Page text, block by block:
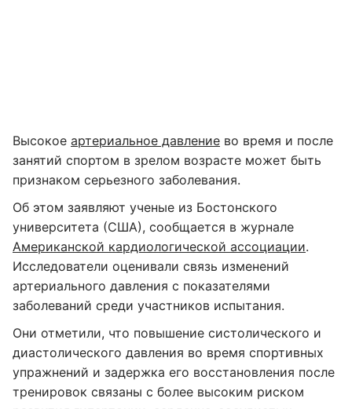
Высокое артериальное давление во время и после
занятий спортом в зрелом возрасте может быть
признаком серьезного заболевания.
Об этом заявляют ученые из Бостонского
университета (США), сообщается в журнале
Американской кардиологической ассоциации.
Исследователи оценивали связь изменений
артериального давления с показателями
заболеваний среди участников испытания.
Они отметили, что повышение систолического и
диастолического давления во время спортивных
упражнений и задержка его восстановления после
тренировок связаны с более высоким риском